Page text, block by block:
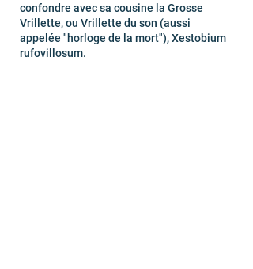
confondre avec sa cousine la Grosse
Vrillette, ou Vrillette du son (aussi
appelée "horloge de la mort"), Xestobium
rufovillosum.